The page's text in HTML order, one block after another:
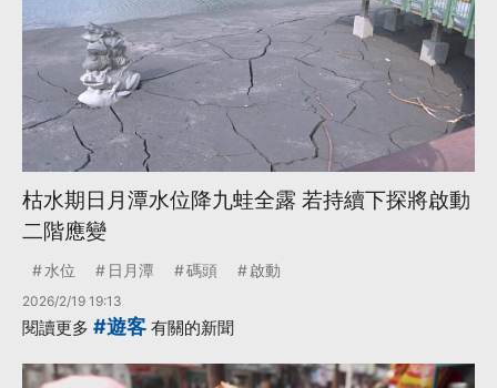
枯水期日月潭水位降九蛙全露 若持續下探將啟動
二階應變
水位 日月潭 碼頭 啟動
2026/2/19 19:13
閱讀更多 #遊客 有關的新聞